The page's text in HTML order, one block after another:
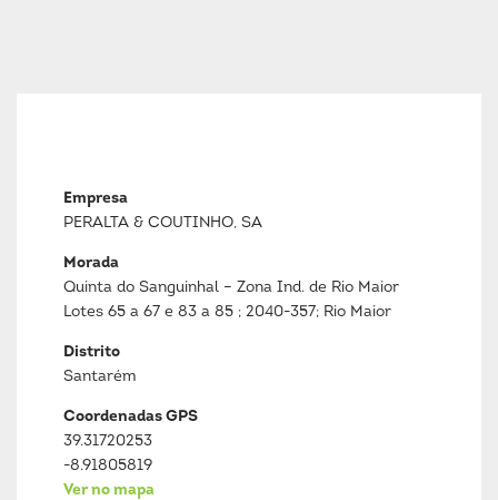
Empresa
PERALTA & COUTINHO, SA
Morada
Quinta do Sanguinhal – Zona Ind. de Rio Maior
Lotes 65 a 67 e 83 a 85 ; 2040-357; Rio Maior
Distrito
Santarém
Coordenadas GPS
39.31720253
-8.91805819
Ver no mapa